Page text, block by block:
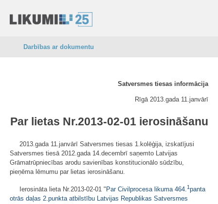
Darbības ar dokumentu
Satversmes tiesas informācija
Rīgā 2013.gada 11.janvārī
Par lietas Nr.2013-02-01 ierosināšanu
2013.gada 11.janvārī Satversmes tiesas 1.kolēģija, izskatījusi
Satversmes tiesā 2012.gada 14.decembrī saņemto Latvijas
Grāmatrūpniecības arodu savienības konstitucionālo sūdzību,
pieņēma lēmumu par lietas ierosināšanu.
Ierosināta lieta Nr.2013-02-01 " Par Civilprocesa likuma 464.1panta
otrās daļas 2.punkta atbilstību Latvijas Republikas Satversmes